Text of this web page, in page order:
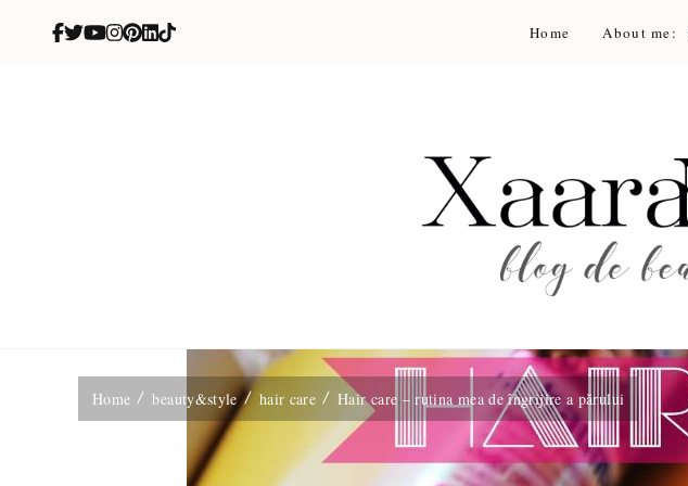
Home About me:
Home beauty&style hair care Hair care – rutina mea de îngrijire a părului